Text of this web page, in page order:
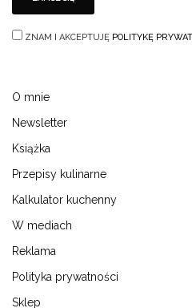
ZNAM I AKCEPTUJĘ POLITYKĘ
O mnie
Newsletter
Książka
Przepisy kulinarne
Kalkulator kuchenny
W mediach
Reklama
Polityka prywatności
Sklep